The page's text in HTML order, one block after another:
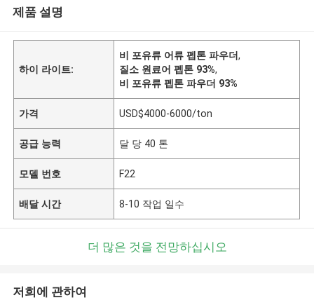
제품 설명
하이 라이트:
비 포유류 어류 펩톤 파우더,
질소 원료어 펩톤 93%,
비 포유류 펩톤 파우더 93%
가격 USD$4000-6000/ton
공급 능력 달 당 40 톤
모델 번호 F22
배달 시간 8-10 작업 일수
더 많은 것을 전망하십시오
저희에 관하여